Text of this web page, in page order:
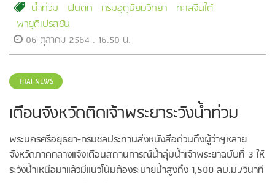
น้ำท่วม ฝนตก กรมอุตุนิยมวิทยา
ทะเลจีนใต้
พายุดีเปรสชัน
06 ตุลาคม 2564 : 16:50 น.
THAI NEWS
เตือนจังหวัดติดเจ้าพระยาระวังน้ำท่วม
พระนครศรีอยุธยา-กรมชลประทานส่งหนังสือด่วนถึงผู้ว่าฯหลาย
จังหวัดภาคกลางแจ้งเตือนสถานการณ์น้ำลุ่มน้ำเจ้าพระยาฉบับที่ 3 ให้
ระวังน้ำเหนือมาแล้วมีแนวโน้มต้องระบายน้ำสูงถึง 1,500 ลบ.ม./วินาที